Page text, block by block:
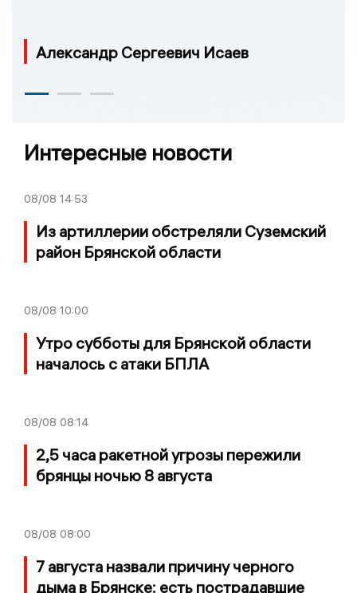
Александр Сергеевич Исаев
Интересные новости
08/08 14:53
Из артиллерии обстреляли Суземский
район Брянской области
08/08 10:00
Утро субботы для Брянской области
началось с атаки БПЛА
08/08 08:14
2,5 часа ракетной угрозы пережили
брянцы ночью 8 августа
08/08 08:00
7 августа назвали причину черного
дыма в Брянске: есть пострадавшие